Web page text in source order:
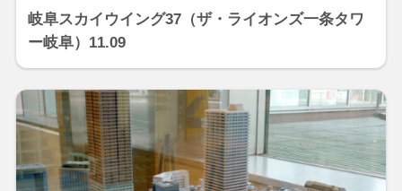
岐阜スカイウイング37（ザ・ライオンズ一条タワ
ー岐阜）11.09